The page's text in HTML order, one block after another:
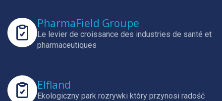
PharmaField Groupe
Le levier de croissance des industries de santé et
pharmaceutiques
Elfland
Ekologiczny park rozrywki który przynosi radość